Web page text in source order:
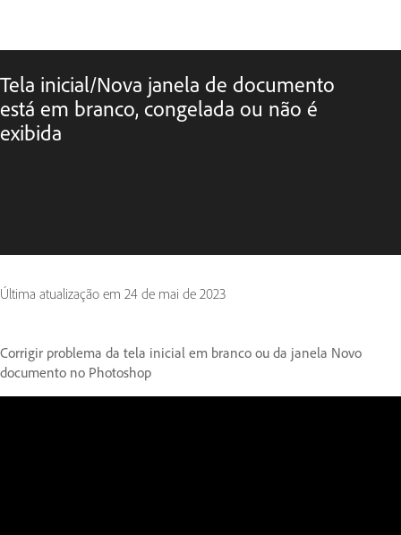
Tela inicial/Nova janela de documento
está em branco, congelada ou não é
exibida
Última atualização em 24 de mai de 2023
Corrigir problema da tela inicial em branco ou da janela Novo
documento no Photoshop